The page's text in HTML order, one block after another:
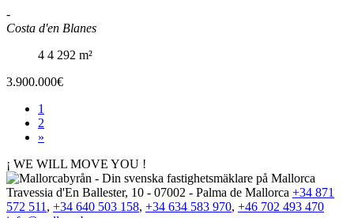
-
Costa d'en Blanes
4 4 292 m²
3.900.000€
1
2
»
¡ WE WILL MOVE YOU !
Travessia d'En Ballester, 10 - 07002 - Palma de Mallorca +34 871
572 511 , +34 640 503 158, +34 634 583 970, +46 702 493 470